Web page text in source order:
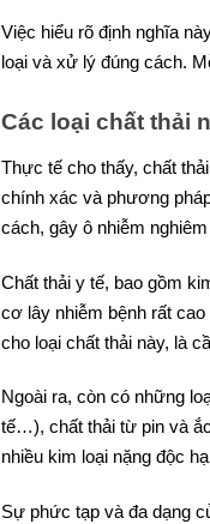
Việc hiểu rõ định nghĩa
loại và xử lý đúng cách.
Các loại chất thải
Thực tế cho thấy, chất
chính xác và phương
cách, gây ô nhiễm
Chất thải y tế, bao gồm
cơ lây nhiễm bệnh rất
cho loại chất thải này, là
Ngoài ra, còn có những
tế…), chất thải từ pin và
nhiều kim loại nặng độc
Sự phức tạp và đa dạng